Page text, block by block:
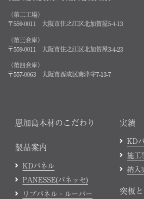
〈第二工場〉
〒559-0011 大阪市住之江区北加賀屋5-4-13
〈第三倉庫〉
〒559-0011 大阪市住之江区北加賀屋3-4-23
〈第四倉庫〉
〒557-0063 大阪市西成区南津守7-13-7
恩加島木材のこだわり
製品案内
KDパネル
PANESSE(パネッセ)
リブパネル・ルーバー
実績
KD
施工
納入
突板